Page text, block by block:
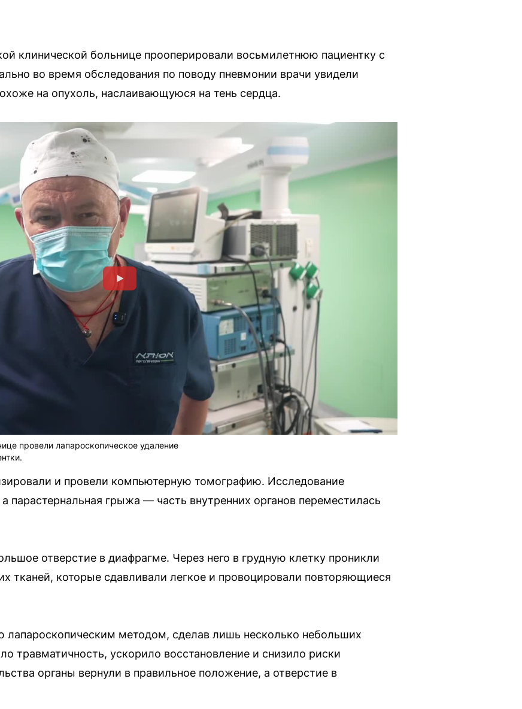
клинической больнице прооперировали восьмилетнюю пациентку с
во время обследования по поводу пневмонии врачи увидели
на опухоль, наслаивающуюся на тень сердца.
провели лапароскопическое удаление
и провели компьютерную томографию. Исследование
а парастернальная грыжа — часть внутренних органов переместилась
отверстие в диафрагме. Через него в грудную клетку проникли
тканей, которые сдавливали легкое и провоцировали повторяющиеся
лапароскопическим методом, сделав лишь несколько небольших
травматичность, ускорило восстановление и снизило риски
органы вернули в правильное положение, а отверстие в